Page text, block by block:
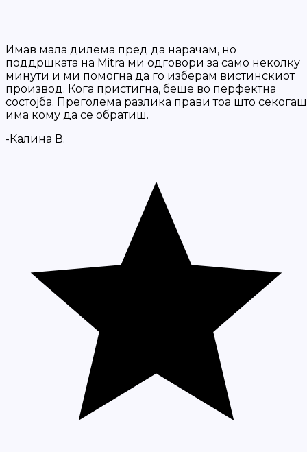
Имав мала дилема пред да нарачам, но
поддршката на Mitra ми одговори за само неколку
минути и ми помогна да го изберам вистинскиот
производ. Кога пристигна, беше во перфектна
состојба. Преголема разлика прави тоа што секогаш
има кому да се обратиш.
-Калина В.